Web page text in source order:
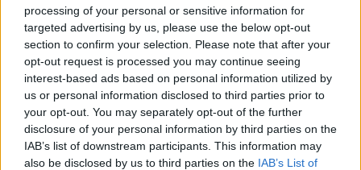
processing of your personal or sensitive information for
targeted advertising by us, please use the below opt-out
section to confirm your selection. Please note that after your
opt-out request is processed you may continue seeing
interest-based ads based on personal information utilized by
us or personal information disclosed to third parties prior to
your opt-out. You may separately opt-out of the further
disclosure of your personal information by third parties on the
IAB’s list of downstream participants. This information may
also be disclosed by us to third parties on the IAB’s List of
Bulgaria lukoil rafinărie rusia